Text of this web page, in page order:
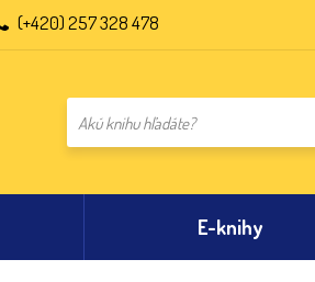
(+420) 257 328 478
E-knihy